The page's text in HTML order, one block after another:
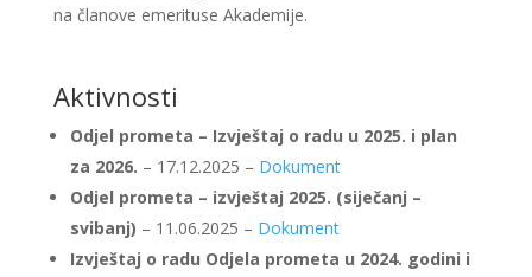
na članove emerituse Akademije.
Aktivnosti
Odjel prometa – Izvještaj o radu u 2025. i plan
za 2026. – 17.12.2025 – Dokument
Odjel prometa – izvještaj 2025. (siječanj –
svibanj) – 11.06.2025 – Dokument
Izvještaj o radu Odjela prometa u 2024. godini i